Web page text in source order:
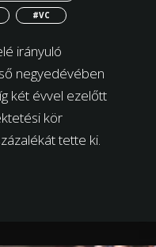
#VC
irányuló
negyedévében
két évvel ezelőtt
kör
tette ki.